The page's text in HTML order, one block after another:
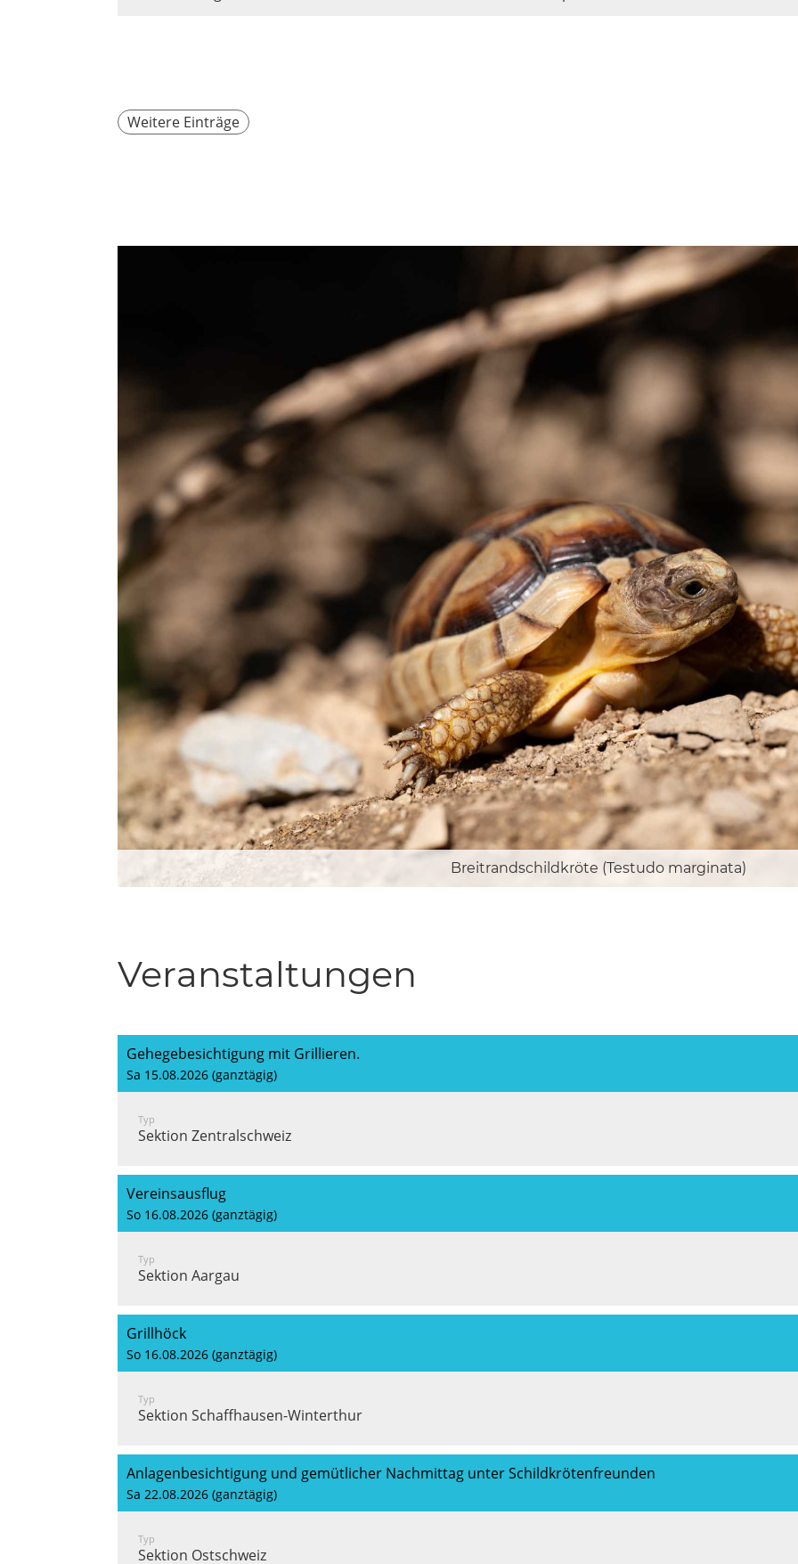
Weitere Einträge
Breitrandschildkröte (Testudo marginata)
Veranstaltungen
Gehegebesichtigung mit Grillieren.
Sa 15.08.2026 (ganztägig)
Typ
Sektion Zentralschweiz
Vereinsausflug
So 16.08.2026 (ganztägig)
Typ
Sektion Aargau
Grillhöck
So 16.08.2026 (ganztägig)
Typ
Sektion Schaffhausen-Winterthur
Anlagenbesichtigung und gemütlicher Nachmittag unter Schildkrötenfreunden
Sa 22.08.2026 (ganztägig)
Typ
Sektion Ostschweiz